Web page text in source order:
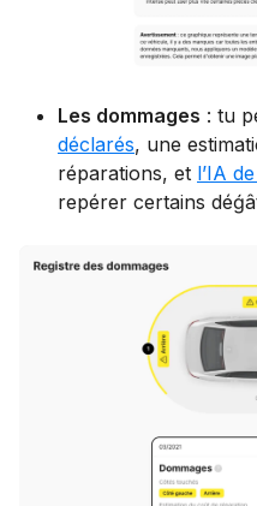
Les dommages : tu
déclarés, une
réparations, et l’IA
repérer certains